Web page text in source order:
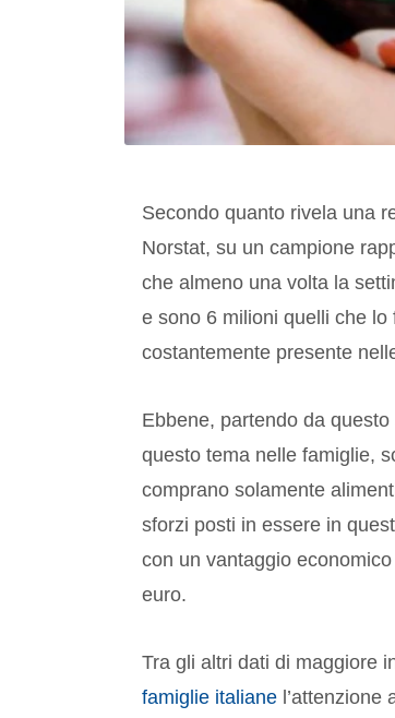
Secondo quanto rivela una
Norstat, su un campione
che almeno una volta la
e sono 6 milioni quelli che
costantemente presente
Ebbene, partendo da
questo tema nelle famiglie,
comprano solamente
sforzi posti in essere in
con un vantaggio
euro.
Tra gli altri dati di maggiore
famiglie italiane